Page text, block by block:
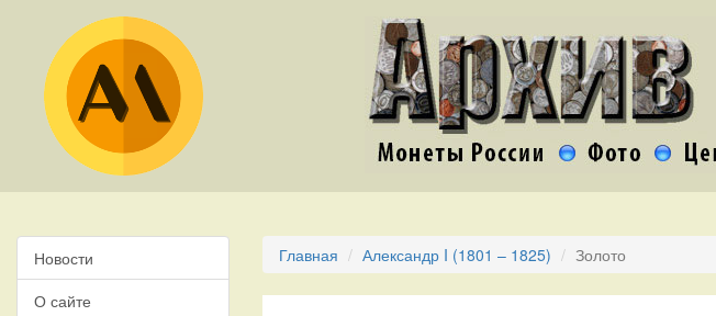
Новости
О сайте
Главная Александр I (1801 – 1825) Золото